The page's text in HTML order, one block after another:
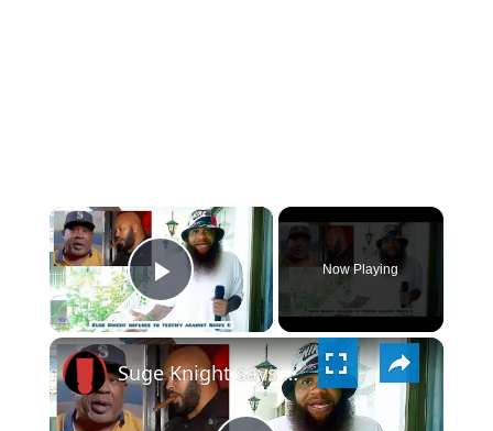
×
PLAY
VIDEO
Now Playing
×
Suge Knight says Keefe D didn't kill Tupac